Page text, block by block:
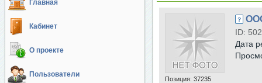
Главная
Кабинет
О проекте
Пользователи
Позиция: 37235
ID: 502
Дата